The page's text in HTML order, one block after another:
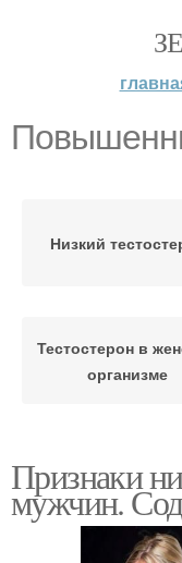
Низкий
Тестостерон в
организме
Признаки
мужчин.